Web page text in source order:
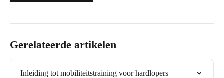
Gerelateerde artikelen
Inleiding tot mobiliteitstraining voor hardlopers